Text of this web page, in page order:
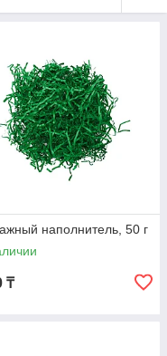
наполнитель, 50 г
₸